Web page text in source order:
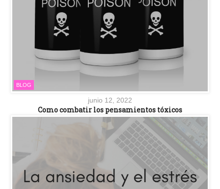
BLOG
junio 12, 2022
Como combatir los pensamientos tóxicos